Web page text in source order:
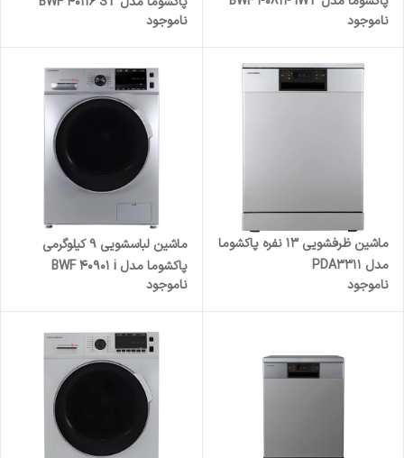
ظرفیت 8 کیلوگرم
ناموجود
ناموجود
ماشین ظرفشویی 13 نفره پاکشوما
مدل PDA3311
ناموجود
ماشین لباسشویی 9 کیلوگرمی
پاکشوما مدل BWF 40901 i
ناموجود